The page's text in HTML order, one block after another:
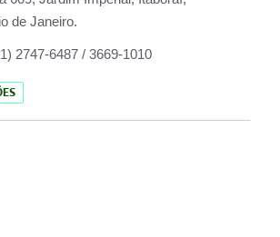
de Janeiro.
2747-6487 / 3669-1010